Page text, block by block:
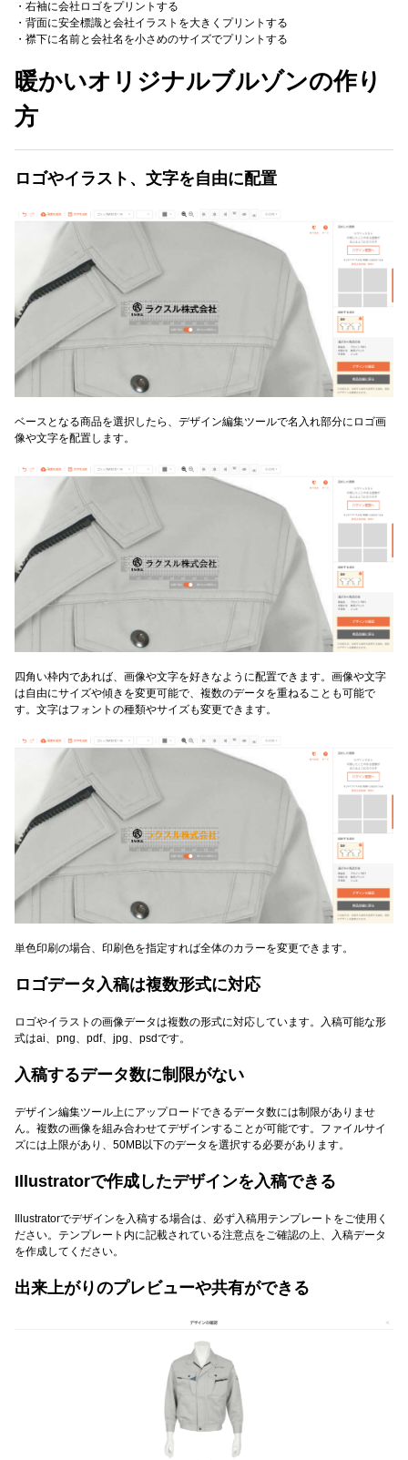
・右袖に会社ロゴをプリントする
・背面に安全標識と会社イラストを大きくプリントする
・襟下に名前と会社名を小さめのサイズでプリントする
暖かいオリジナルブルゾンの作り
方
ロゴやイラスト、文字を自由に配置
ベースとなる商品を選択したら、デザイン編集ツールで名入れ部分にロゴ画
像や文字を配置します。
四角い枠内であれば、画像や文字を好きなように配置できます。画像や文字
は自由にサイズや傾きを変更可能で、複数のデータを重ねることも可能で
す。文字はフォントの種類やサイズも変更できます。
単色印刷の場合、印刷色を指定すれば全体のカラーを変更できます。
ロゴデータ入稿は複数形式に対応
ロゴやイラストの画像データは複数の形式に対応しています。入稿可能な形
式はai、png、pdf、jpg、psdです。
入稿するデータ数に制限がない
デザイン編集ツール上にアップロードできるデータ数には制限がありませ
ん。複数の画像を組み合わせてデザインすることが可能です。ファイルサイ
ズには上限があり、50MB以下のデータを選択する必要があります。
Illustratorで作成したデザインを入稿できる
Illustratorでデザインを入稿する場合は、必ず入稿用テンプレートをご使用く
ださい。テンプレート内に記載されている注意点をご確認の上、入稿データ
を作成してください。
出来上がりのプレビューや共有ができる